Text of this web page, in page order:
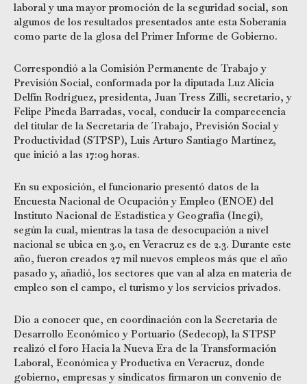
laboral y una mayor promoción de la seguridad social, son
algunos de los resultados presentados ante esta Soberanía
como parte de la glosa del Primer Informe de Gobierno.
Correspondió a la Comisión Permanente de Trabajo y
Previsión Social, conformada por la diputada Luz Alicia
Delfín Rodríguez, presidenta, Juan Tress Zilli, secretario, y
Felipe Pineda Barradas, vocal, conducir la comparecencia
del titular de la Secretaría de Trabajo, Previsión Social y
Productividad (STPSP), Luis Arturo Santiago Martínez,
que inició a las 17:09 horas.
En su exposición, el funcionario presentó datos de la
Encuesta Nacional de Ocupación y Empleo (ENOE) del
Instituto Nacional de Estadística y Geografía (Inegi),
según la cual, mientras la tasa de desocupación a nivel
nacional se ubica en 3.0, en Veracruz es de 2.3. Durante este
año, fueron creados 27 mil nuevos empleos más que el año
pasado y, añadió, los sectores que van al alza en materia de
empleo son el campo, el turismo y los servicios privados.
Dio a conocer que, en coordinación con la Secretaría de
Desarrollo Económico y Portuario (Sedecop), la STPSP
realizó el foro Hacia la Nueva Era de la Transformación
Laboral, Económica y Productiva en Veracruz, donde
gobierno, empresas y sindicatos firmaron un convenio de